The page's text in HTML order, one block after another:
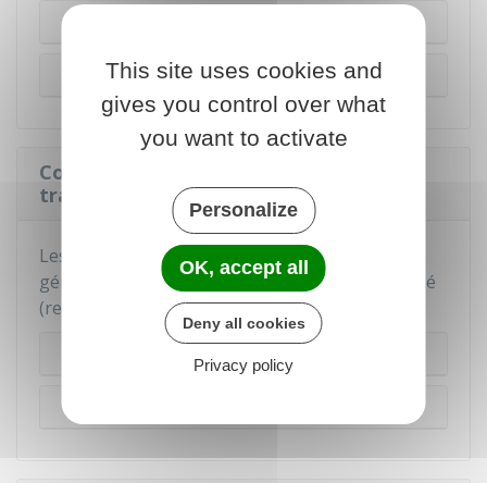
Autres cas
Comment se déroule le congé de
transition professionnelle dans la FPE ?
Les règles varient selon la nature du fait
générateur entrainant la mise en place du congé
(restructuration de service ou autres cas) :
Restructuration de service
This site uses cookies and
gives you control over what
you want to activate
Personalize
OK, accept all
Deny all cookies
Privacy policy